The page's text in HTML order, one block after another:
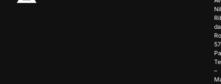
da
–